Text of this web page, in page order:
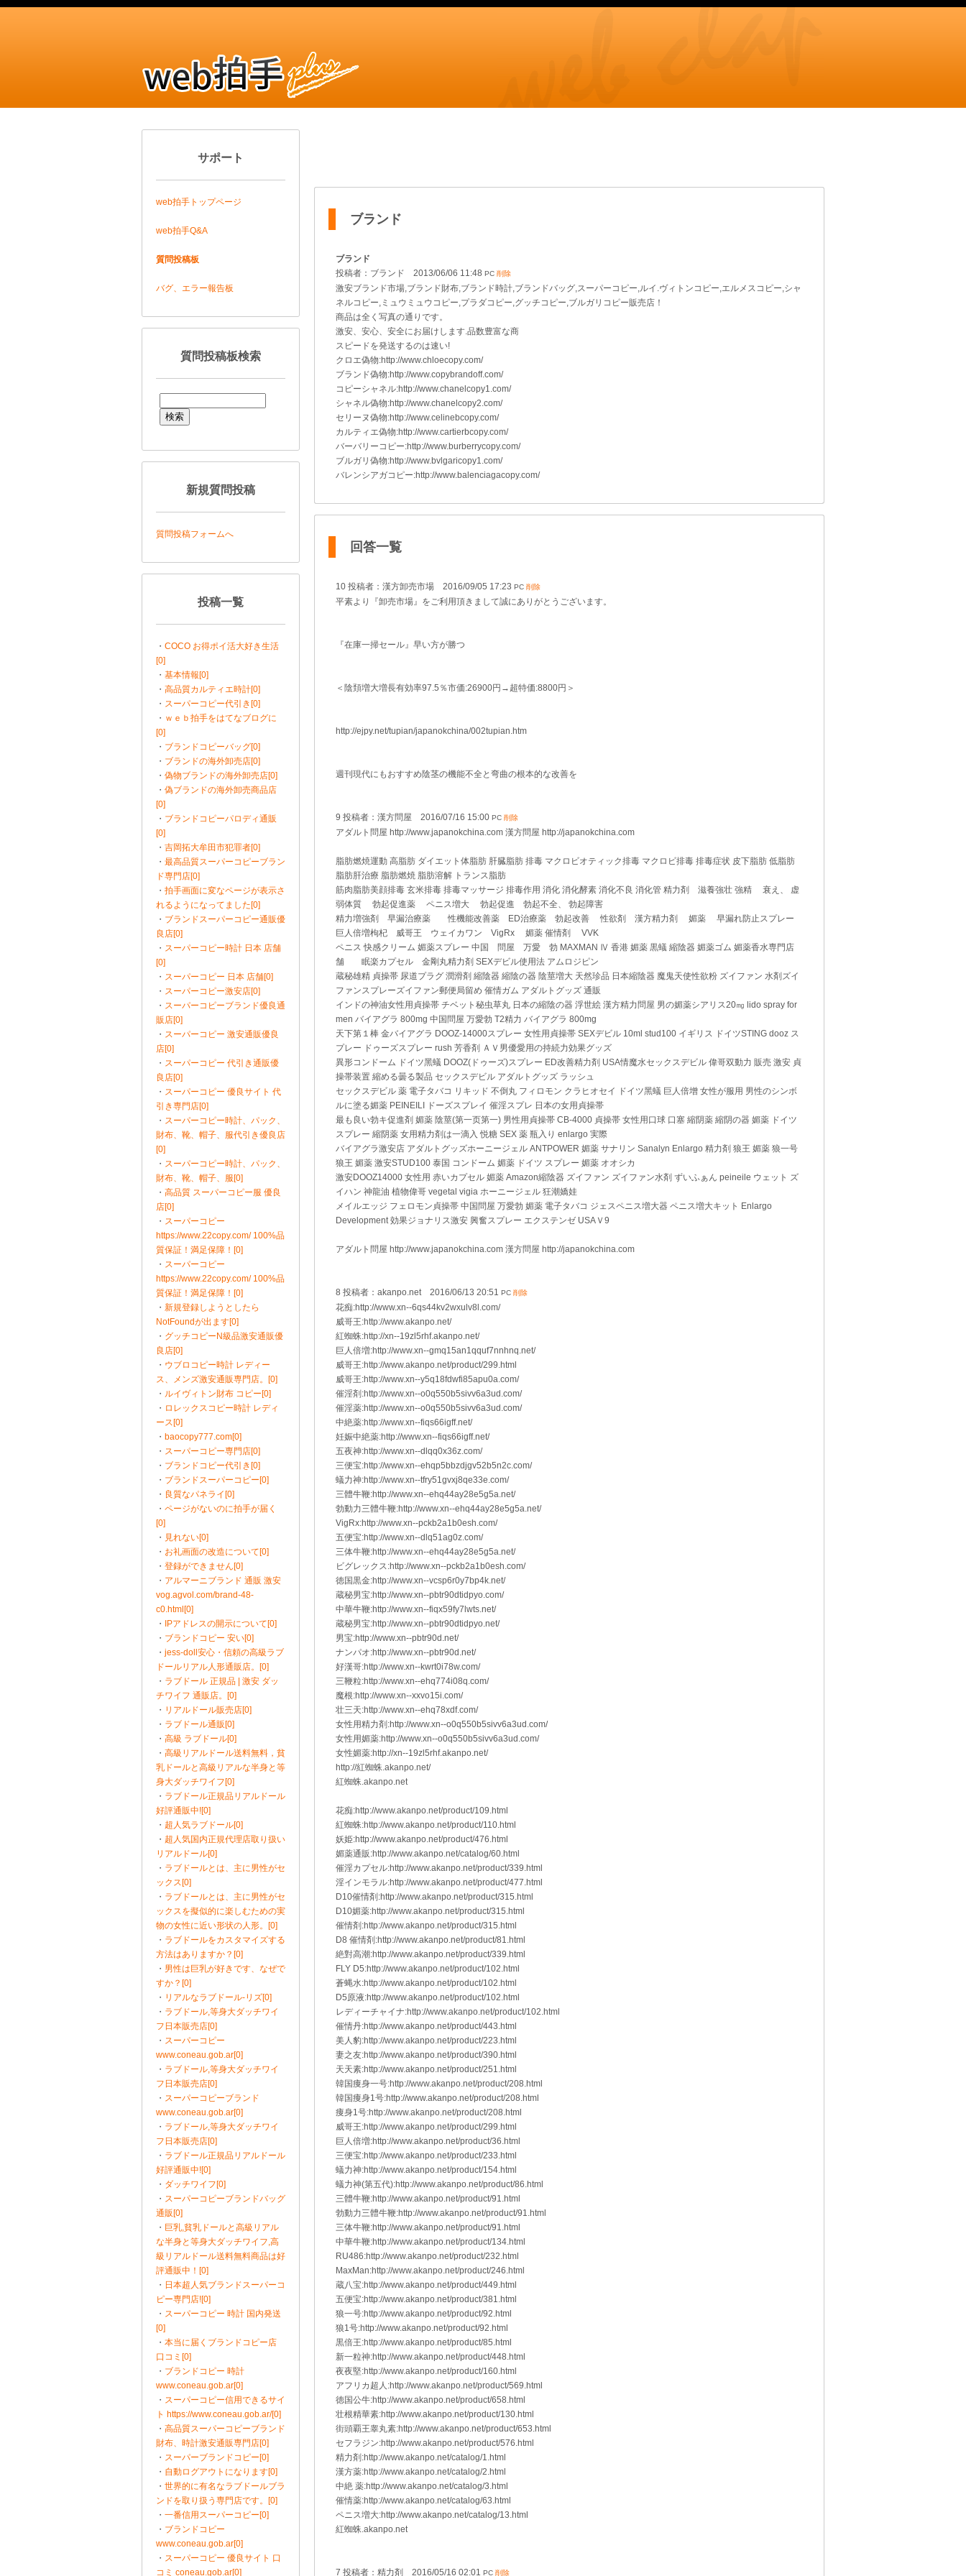
サポート
web拍手トップページ
web拍手Q&A
質問投稿板
バグ、エラー報告板
質問投稿板検索
新規質問投稿
質問投稿フォームへ
投稿一覧
・ COCO お得ポイ活大好き生活
[0]
・ 基本情報[0]
・ 高品質カルティエ時計[0]
・ スーパーコピー代引き[0]
・ ｗｅｂ拍手をはてなブログに
[0]
・ ブランドコピーバッグ[0]
・ ブランドの海外卸売店[0]
・ 偽物ブランドの海外卸売店[0]
・ 偽ブランドの海外卸売商品店
[0]
・ ブランドコピーパロディ通販
[0]
・ 吉岡拓大牟田市犯罪者[0]
・ 最高品質スーパーコピーブラン
ド専門店[0]
・ 拍手画面に変なページが表示さ
れるようになってました[0]
・ ブランドスーパーコピー通販優
良店[0]
・ スーパーコピー時計 日本 店舗
[0]
・ スーパーコピー 日本 店舗[0]
・ スーパーコピー激安店[0]
・ スーパーコピーブランド優良通
販店[0]
・ スーパーコピー 激安通販優良
店[0]
・ スーパーコピー 代引き通販優
良店[0]
・ スーパーコピー 優良サイト 代
引き専門店[0]
・ スーパーコピー時計、パック、
財布、靴、帽子、服代引き優良店
[0]
・ スーパーコピー時計、パック、
財布、靴、帽子、服[0]
・ 高品質 スーパーコピー服 優良
店[0]
・ スーパーコピー
https://www.22copy.com/ 100%品
質保証！満足保障！[0]
・ スーパーコピー
https://www.22copy.com/ 100%品
質保証！満足保障！[0]
・ 新規登録しようとしたら
NotFoundが出ます[0]
・ グッチコピーN級品激安通販優
良店[0]
・ ウブロコピー時計 レディー
ス、メンズ激安通販専門店。[0]
・ ルイヴィトン財布 コピー[0]
・ ロレックスコピー時計 レディ
ース[0]
・ baocopy777.com[0]
・ スーパーコピー専門店[0]
・ ブランドコピー代引き[0]
・ ブランドスーパーコピー[0]
・ 良質なパネライ[0]
・ ページがないのに拍手が届く
[0]
・ 見れない[0]
・ お礼画面の改造について[0]
・ 登録ができません[0]
・ アルマーニブランド 通販 激安
vog.agvol.com/brand-48-
c0.html[0]
・
IPアドレスの開示について[0]
・ ブランドコピー 安い[0]
・ jess-doll安心・信頼の高級ラブ
ドールリアル人形通販店。[0]
・ ラブドール 正規品 | 激安 ダッ
チワイフ 通販店。[0]
・ リアルドール販売店[0]
・ ラブドール通販[0]
・ 高級 ラブドール[0]
・ 高級リアルドール送料無料，貧
乳ドールと高級リアルな半身と等
身大ダッチワイフ[0]
・ ラブドール正規品リアルドール
好評通販中![0]
・ 超人気ラブドール[0]
・ 超人気国内正規代理店取り扱い
リアルドール[0]
・ ラブドールとは、主に男性がセ
ックス[0]
・ ラブドールとは、主に男性がセ
ックスを擬似的に楽しむための実
物の女性に近い形状の人形。[0]
・ ラブドールをカスタマイズする
方法はありますか？[0]
・ 男性は巨乳が好きです、なぜで
すか？[0]
・ リアルなラブドール-リズ[0]
・ ラブドール,等身大ダッチワイ
フ日本販売店[0]
・ スーパーコピー
www.coneau.gob.ar[0]
・ ラブドール,等身大ダッチワイ
フ日本販売店[0]
・ スーパーコピーブランド
www.coneau.gob.ar[0]
・ ラブドール,等身大ダッチワイ
フ日本販売店[0]
・ ラブドール正規品リアルドール
好評通販中![0]
・ ダッチワイフ[0]
・ スーパーコピーブランドバッグ
通販[0]
・ 巨乳,貧乳ドールと高級リアル
な半身と等身大ダッチワイフ,高
級リアルドール送料無料商品は好
評通販中！[0]
・ 日本超人気ブランドスーパーコ
ピー専門店![0]
・ スーパーコピー 時計 国内発送
[0]
・ 本当に届くブランドコピー店
口コミ[0]
・ ブランドコピー 時計
www.coneau.gob.ar[0]
・ スーパーコピー信用できるサイ
ト https://www.coneau.gob.ar/[0]
・ 高品質スーパーコピーブランド
財布、時計激安通販専門店[0]
・ スーパーブランドコピー[0]
・ 自動ログアウトになります[0]
・ 世界的に有名なラブドールブラ
ンドを取り扱う専門店です。[0]
・ 一番信用スーパーコピー[0]
・ ブランドコピー
www.coneau.gob.ar[0]
・ スーパーコピー 優良サイト 口
コミ coneau.gob.ar[0]
ブランド
ブランド
投稿者：ブランド 2013/06/06 11:48 PC 削除
激安ブランド市場,ブランド財布,ブランド時計,ブランドバッグ,スーパーコピー,ルイ.ヴィトンコピー,エルメスコピー,シャ
ネルコピー,ミュウミュウコピー,プラダコピー,グッチコピー,ブルガリコピー販売店！
商品は全く写真の通りです。
激安、安心、安全にお届けします.品数豊富な商
スピードを発送するのは速い!
クロエ偽物:http://www.chloecopy.com/
ブランド偽物:http://www.copybrandoff.com/
コピーシャネル:http://www.chanelcopy1.com/
シャネル偽物:http://www.chanelcopy2.com/
セリーヌ偽物:http://www.celinebcopy.com/
カルティエ偽物:http://www.cartierbcopy.com/
バーバリーコピー:http://www.burberrycopy.com/
ブルガリ偽物:http://www.bvlgaricopy1.com/
バレンシアガコピー:http://www.balenciagacopy.com/
回答一覧
10 投稿者：漢方卸売市場 2016/09/05 17:23 PC 削除
平素より『卸売市場』をご利用頂きまして誠にありがとうございます。
『在庫一掃セール』早い方が勝つ
＜陰頚増大増長有効率97.5％市価:26900円→超特価:8800円＞
http://ejpy.net/tupian/japanokchina/002tupian.htm
週刊現代にもおすすめ陰茎の機能不全と弯曲の根本的な改善を
9 投稿者：漢方問屋 2016/07/16 15:00 PC 削除
アダルト問屋 http://www.japanokchina.com 漢方問屋 http://japanokchina.com
脂肪燃焼運動 高脂肪 ダイエット体脂肪 肝臓脂肪 排毒 マクロビオティック排毒 マクロビ排毒 排毒症状 皮下脂肪 低脂肪
脂肪肝治療 脂肪燃焼 脂肪溶解 トランス脂肪
筋肉脂肪美顔排毒 玄米排毒 排毒マッサージ 排毒作用 消化 消化酵素 消化不良 消化管 精力剤 滋養強壮 強精 衰え、 虚
弱体質 勃起促進薬 ペニス増大 勃起促進 勃起不全、 勃起障害
精力増強剤 早漏治療薬 性機能改善薬 ED治療薬 勃起改善 性欲剤 漢方精力剤 媚薬 早漏れ防止スプレー
巨人倍増枸杞 威哥王 ウェイカワン VigRx 媚薬 催情剤 VVK
ペニス 快感クリーム 媚薬スプレー 中国 問屋 万愛 勃 MAXMAN Ⅳ 香港 媚薬 黒蟻 縮陰器 媚薬ゴム 媚薬香水専門店
舗 眠楽カプセル 金剛丸精力剤 SEXデビル使用法 アムロジピン
蔵秘雄精 貞操帯 尿道プラグ 潤滑剤 縮陰器 縮陰の器 陰莖増大 天然珍品 日本縮陰器 魔鬼天使性欲粉 ズイファン 水剤ズイ
ファンスプレーズイファン郵便局留め 催情ガム アダルトグッズ 通販
インドの神油女性用貞操帯 チベット秘虫草丸 日本の縮陰の器 浮世絵 漢方精力問屋 男の媚薬シアリス20㎎ lido spray for
men バイアグラ 800mg 中国問屋 万愛勃 T2精力 バイアグラ 800mg
天下第１棒 金バイアグラ DOOZ-14000スプレー 女性用貞操帯 SEXデビル 10ml stud100 イギリス ドイツSTING dooz ス
プレー ドゥーズスプレー rush 芳香剤 ＡＶ男優愛用の持続力効果グッズ
異形コンドーム ドイツ黑蟻 DOOZ(ドゥーズ)スプレー ED改善精力剤 USA情魔水セックスデビル 偉哥双動力 販売 激安 貞
操帯装置 縮める曇る製品 セックスデビル アダルトグッズ ラッシュ
セックスデビル 薬 電子タバコ リキッド 不倒丸 フィロモン クラヒオセイ ドイツ黑蟻 巨人倍增 女性が服用 男性のシンボ
ルに塗る媚薬 PEINEILI ドーズスプレイ 催淫スプレ 日本の女用貞操帯
最も良い勃キ促進剤 媚薬 陰莖(第一页第一) 男性用貞操帯 CB-4000 貞操帯 女性用口球 口塞 縮阴薬 縮阴の器 媚薬 ドイツ
スプレー 縮阴薬 女用精力剤は一滴入 悦糖 SEX 薬 瓶入り enlargo 実際
バイアグラ激安店 アダルトグッズホーニージェル ANTPOWER 媚薬 サナリン Sanalyn Enlargo 精力剤 狼王 媚薬 狼一号
狼王 媚薬 激安STUD100 泰国 コンドーム 媚薬 ドイツ スプレー 媚薬 オオシカ
激安DOOZ14000 女性用 赤いカプセル 媚薬 Amazon縮陰器 ズイファン ズイファン水剤 ずいふぁん peineile ウェット ズ
イハン 神龍油 植物偉哥 vegetal vigia ホーニージェル 狂潮嬌娃
メイルエッジ フェロモン貞操帯 中国問屋 万愛勃 媚薬 電子タバコ ジェスペニス増大器 ペニス増大キット Enlargo
Development 効果ジョナリス激安 興奮スプレー エクステンゼ USAＶ9
アダルト問屋 http://www.japanokchina.com 漢方問屋 http://japanokchina.com
8 投稿者：akanpo.net 2016/06/13 20:51 PC 削除
花痴:http://www.xn--6qs44kv2wxulv8l.com/
威哥王:http://www.akanpo.net/
紅蜘蛛:http://xn--19zl5rhf.akanpo.net/
巨人倍増:http://www.xn--gmq15an1qquf7nnhnq.net/
威哥王:http://www.akanpo.net/product/299.html
威哥王:http://www.xn--y5q18fdwfi85apu0a.com/
催淫剤:http://www.xn--o0q550b5sivv6a3ud.com/
催淫薬:http://www.xn--o0q550b5sivv6a3ud.com/
中絶薬:http://www.xn--fiqs66igff.net/
妊娠中絶薬:http://www.xn--fiqs66igff.net/
五夜神:http://www.xn--dlqq0x36z.com/
三便宝:http://www.xn--ehqp5bbzdjgv52b5n2c.com/
蟻力神:http://www.xn--tfry51gvxj8qe33e.com/
三體牛鞭:http://www.xn--ehq44ay28e5g5a.net/
勃動力三體牛鞭:http://www.xn--ehq44ay28e5g5a.net/
VigRx:http://www.xn--pckb2a1b0esh.com/
五便宝:http://www.xn--dlq51ag0z.com/
三体牛鞭:http://www.xn--ehq44ay28e5g5a.net/
ビグレックス:http://www.xn--pckb2a1b0esh.com/
徳国黒金:http://www.xn--vcsp6r0y7bp4k.net/
蔵秘男宝:http://www.xn--pbtr90dtidpyo.com/
中華牛鞭:http://www.xn--fiqx59fy7lwts.net/
蔵秘男宝:http://www.xn--pbtr90dtidpyo.net/
男宝:http://www.xn--pbtr90d.net/
ナンパオ:http://www.xn--pbtr90d.net/
好漢哥:http://www.xn--kwrt0i78w.com/
三鞭粒:http://www.xn--ehq774i08q.com/
魔根:http://www.xn--xxvo15i.com/
壮三天:http://www.xn--ehq78xdf.com/
女性用精力剤:http://www.xn--o0q550b5sivv6a3ud.com/
女性用媚薬:http://www.xn--o0q550b5sivv6a3ud.com/
女性媚薬:http://xn--19zl5rhf.akanpo.net/
http://紅蜘蛛.akanpo.net/
紅蜘蛛.akanpo.net
花痴:http://www.akanpo.net/product/109.html
紅蜘蛛:http://www.akanpo.net/product/110.html
妖姫:http://www.akanpo.net/product/476.html
媚薬通販:http://www.akanpo.net/catalog/60.html
催淫カプセル:http://www.akanpo.net/product/339.html
淫インモラル:http://www.akanpo.net/product/477.html
D10催情剤:http://www.akanpo.net/product/315.html
D10媚薬:http://www.akanpo.net/product/315.html
催情剤:http://www.akanpo.net/product/315.html
D8 催情剤:http://www.akanpo.net/product/81.html
絶對高潮:http://www.akanpo.net/product/339.html
FLY D5:http://www.akanpo.net/product/102.html
蒼蝿水:http://www.akanpo.net/product/102.html
D5原液:http://www.akanpo.net/product/102.html
レディーチャイナ:http://www.akanpo.net/product/102.html
催情丹:http://www.akanpo.net/product/443.html
美人豹:http://www.akanpo.net/product/223.html
妻之友:http://www.akanpo.net/product/390.html
天天素:http://www.akanpo.net/product/251.html
韓国痩身一号:http://www.akanpo.net/product/208.html
韓国痩身1号:http://www.akanpo.net/product/208.html
痩身1号:http://www.akanpo.net/product/208.html
威哥王:http://www.akanpo.net/product/299.html
巨人倍増:http://www.akanpo.net/product/36.html
三便宝:http://www.akanpo.net/product/233.html
蟻力神:http://www.akanpo.net/product/154.html
蟻力神(第五代):http://www.akanpo.net/product/86.html
三體牛鞭:http://www.akanpo.net/product/91.html
勃動力三體牛鞭:http://www.akanpo.net/product/91.html
三体牛鞭:http://www.akanpo.net/product/91.html
中華牛鞭:http://www.akanpo.net/product/134.html
RU486:http://www.akanpo.net/product/232.html
MaxMan:http://www.akanpo.net/product/246.html
蔵八宝:http://www.akanpo.net/product/449.html
五便宝:http://www.akanpo.net/product/381.html
狼一号:http://www.akanpo.net/product/92.html
狼1号:http://www.akanpo.net/product/92.html
黒倍王:http://www.akanpo.net/product/85.html
新一粒神:http://www.akanpo.net/product/448.html
夜夜堅:http://www.akanpo.net/product/160.html
アフリカ超人:http://www.akanpo.net/product/569.html
徳国公牛:http://www.akanpo.net/product/658.html
壮根精華素:http://www.akanpo.net/product/130.html
街頭覇王睾丸素:http://www.akanpo.net/product/653.html
セフラジン:http://www.akanpo.net/product/576.html
精力剤:http://www.akanpo.net/catalog/1.html
漢方薬:http://www.akanpo.net/catalog/2.html
中絶 薬:http://www.akanpo.net/catalog/3.html
催情薬:http://www.akanpo.net/catalog/63.html
ペニス増大:http://www.akanpo.net/catalog/13.html
紅蜘蛛.akanpo.net
7 投稿者：精力剤 2016/05/16 02:01 PC 削除